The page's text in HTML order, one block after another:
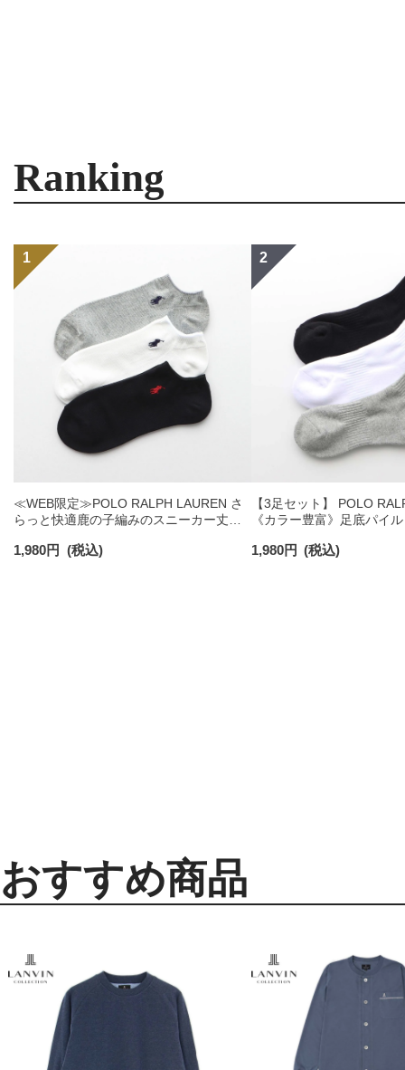
Ranking
≪WEB限定≫POLO RALPH LAUREN さ
らっと快適鹿の子編みのスニーカー丈ソ
ズ レディース 92022800
1,980円 (税込)
【3足セット】 POLO
《カラー豊富》足底パイ
ンズ 92009604
1,980円 (税込)
おすすめ商品